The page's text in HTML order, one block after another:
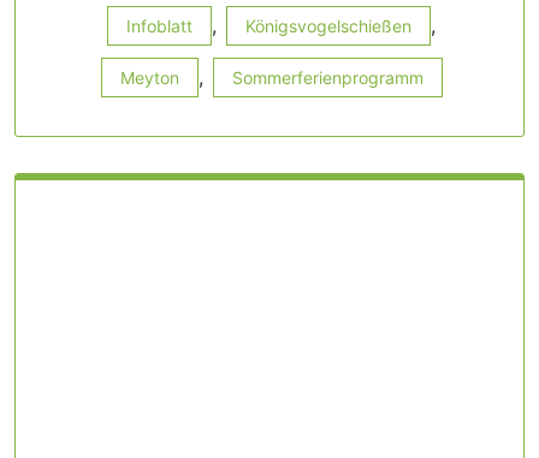
Infoblatt , Königsvogelschießen ,
Meyton , Sommerferienprogramm